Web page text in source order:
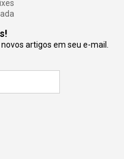
artigos em seu e-mail.